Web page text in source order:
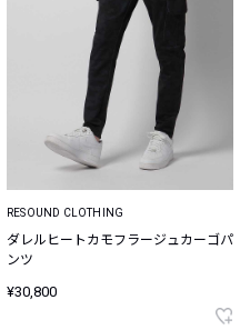
RESOUND CLOTHING
ダレルヒートカモフラージュカーゴパ
ンツ
¥30,800